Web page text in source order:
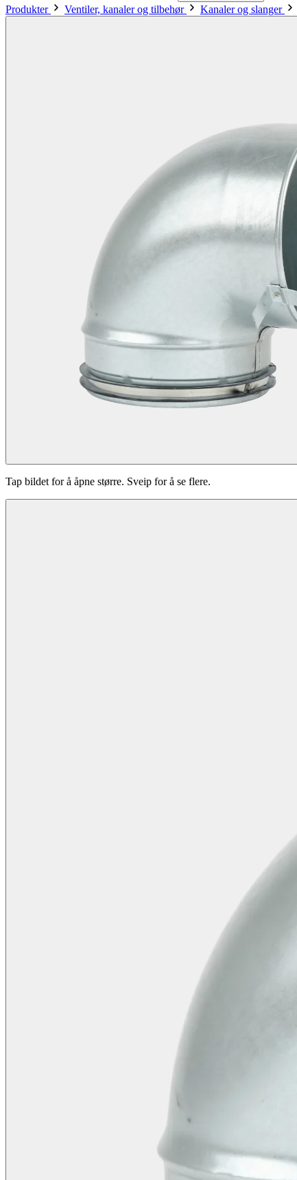
Produkter Ventiler, kanaler og tilbehør Kanaler og slanger
Tap bildet for å åpne større. Sveip for å se flere.